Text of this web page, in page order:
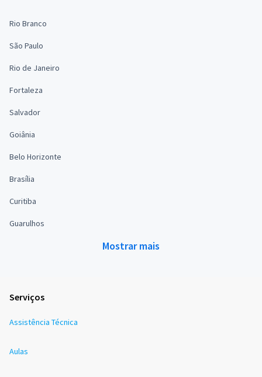
Rio Branco
São Paulo
Rio de Janeiro
Fortaleza
Salvador
Goiânia
Belo Horizonte
Brasília
Curitiba
Guarulhos
Mostrar mais
Serviços
Assistência Técnica
Aulas